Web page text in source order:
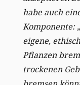
habe auch
Komponente:
eigene,
Pflanzen
trockenen